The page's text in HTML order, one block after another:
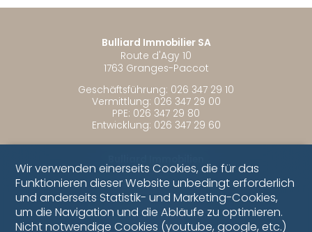
Bulliard Immobilier SA
Route d'Agy 10
1763 Granges-Paccot
Geschäftsführung: 026 347 29 10
Vermittlung: 026 347 29 00
PPE: 026 347 29 80
Entwicklung: 026 347 29 60
Kirchstrasse 2
3186 Düdingen
Telefon : 026 493 61 39
Bulliard Immobilier SA
Wir verwenden einerseits Cookies, die für das
Funktionieren dieser Website unbedingt erforderlich
und anderseits Statistik- und Marketing-Cookies,
um die Navigation und die Abläufe zu optimieren.
Nicht notwendige Cookies (youtube, google, etc.)